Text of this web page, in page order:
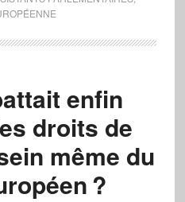
enfin
droits de
même du
?